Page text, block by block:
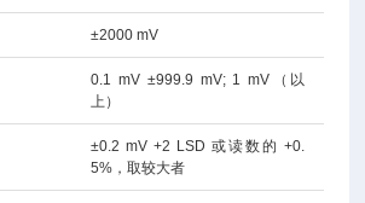
±2000 mV
0.1 mV ±999.9 mV; 1 mV（以
上）
±0.2 mV +2 LSD 或读数的 +0.
5%，取较大者